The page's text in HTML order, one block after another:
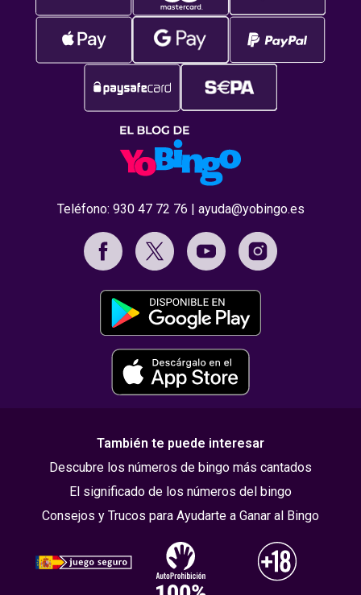
Teléfono: 930 47 72 76 | ayuda@yobingo.es
También te puede interesar
Descubre los números de bingo más cantados
El significado de los números del bingo
Consejos y Trucos para Ayudarte a Ganar al Bingo